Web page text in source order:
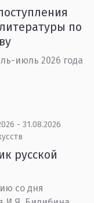
по
июль 2026 года
- 31.08.2026
русской
со дня